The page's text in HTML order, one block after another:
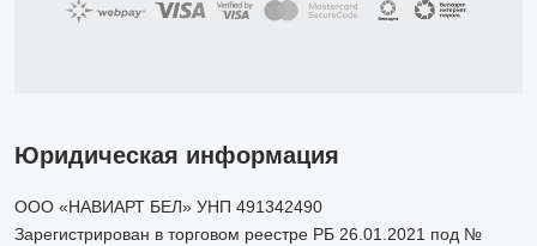
Юридическая информация
ООО «НАВИАРТ БЕЛ» УНП 491342490
Зарегистрирован в торговом реестре РБ 26.01.2021 под №